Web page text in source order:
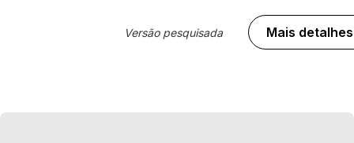
Versão pesquisada Mais detalhes